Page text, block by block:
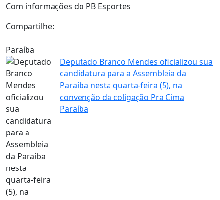
Com informações do PB Esportes
Compartilhe:
Paraíba
Deputado Branco Mendes oficializou sua
candidatura para a Assembleia da
Paraíba nesta quarta-feira (5), na
convenção da coligação Pra Cima
Paraíba